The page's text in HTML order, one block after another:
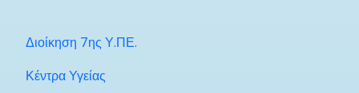
Διοίκηση 7ης Υ.ΠΕ.
Κέντρα Υγείας